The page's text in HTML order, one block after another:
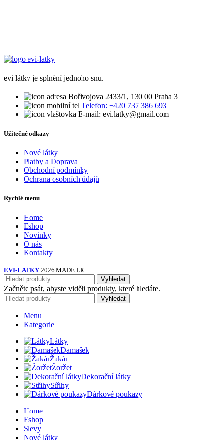
evi látky je splnění jednoho snu.
Bořivojova 2433/1, 130 00 Praha 3
Telefon: +420 737 386 693
E-mail: evi.latky@gmail.com
Užitečné odkazy
Nové látky
Platby a Doprava
Obchodní podmínky
Ochrana osobních údajů
Rychlé menu
Home
Eshop
Novinky
O nás
Kontakty
EVI-LATKY 2026 MADE LR
Vyhledat
Začněte psát, abyste viděli produkty, které hledáte.
Vyhledat
Menu
Kategorie
Látky
Damašek
Žakár
Žoržet
Dekorační látky
Střihy
Dárkové poukazy
Home
Eshop
Slevy
Nové látky